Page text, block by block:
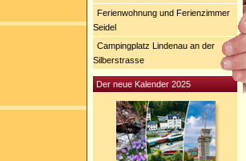
Ferienwohnung und Ferienzimmer
Seidel
Campingplatz Lindenau an der
Silberstrasse
Der neue Kalender 2025